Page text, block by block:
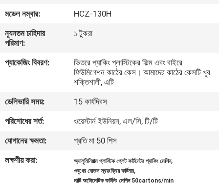
কারখানা
পরিদর্শন
গুণমান
আমাদের
সাথে
যোগাযোগ
মডেল নম্বার:
HCZ-130H
ন্যূনতম চাহিদার
পরিমাণ:
১ টুকরা
প্যাকেজিং বিবরণ:
ভিতরে প্যাকিং প্লাস্টিকের ফিল্ম এবং বাইরে
ফিউমিগেশন কাঠের কেস। আমাদের কাঠের কেসটি খুব
শক্তিশালী, এটি
ডেলিভারি সময়:
15 কার্যদিবস
পরিশোধের শর্ত:
ওয়েস্টার্ন ইউনিয়ন, এল/সি, টি/টি
যোগানের ক্ষমতা:
প্রতি মা 50 পিস
লক্ষণীয় করা:
অ্যালুমিনিয়াম প্লাস্টিক প্লেট কার্টনেটর প্যাকিং মেশিন,
ওষুধের বোতল স্বয়ংক্রিয় কার্টনার,
মাল্টি অটোমেটিক কার্টনিং মেশিন 50cartons/min